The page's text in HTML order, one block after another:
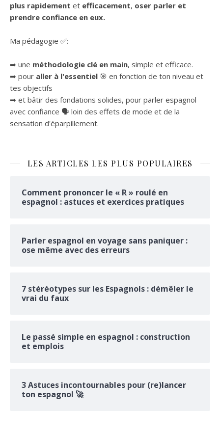
plus rapidement et efficacement, oser parler et
prendre confiance en eux.
Ma pédagogie ✅:
➡ une méthodologie clé en main, simple et efficace.
➡ pour aller à l'essentiel 🎯 en fonction de ton niveau et
tes objectifs
➡ et bâtir des fondations solides, pour parler espagnol
avec confiance 🗣 loin des effets de mode et de la
sensation d'éparpillement.
LES ARTICLES LES PLUS POPULAIRES
Comment prononcer le « R » roulé en
espagnol : astuces et exercices pratiques
Parler espagnol en voyage sans paniquer :
ose même avec des erreurs
7 stéréotypes sur les Espagnols : démêler le
vrai du faux
Le passé simple en espagnol : construction
et emplois
3 Astuces incontournables pour (re)lancer
ton espagnol 🚀